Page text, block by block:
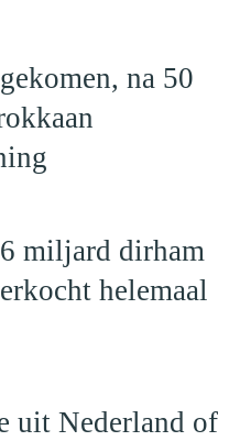
na 50
miljard dirham
helemaal
uit Nederland of